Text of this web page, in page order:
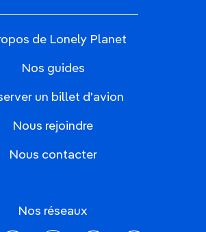
de Lonely Planet
Nos guides
un billet d'avion
Nous rejoindre
Nous contacter
Nos réseaux